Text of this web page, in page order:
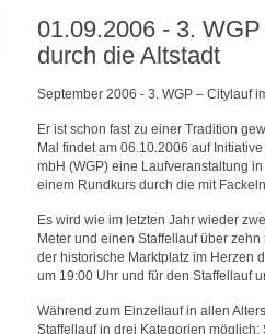
01.09.2006 - 3.
durch die Altstadt
September 2006 - 3. WGP – Citylauf
Er ist schon fast zu einer Tradition
Mal findet am 06.10.2006 auf
mbH (WGP) eine Laufveranstaltung
einem Rundkurs durch die mit
Es wird wie im letzten Jahr wieder
Meter und einen Staffellauf über
der historische Marktplatz im Herzen
um 19:00 Uhr und für den Staffellauf
Während zum Einzellauf in allen
Staffellauf in drei Kategorien